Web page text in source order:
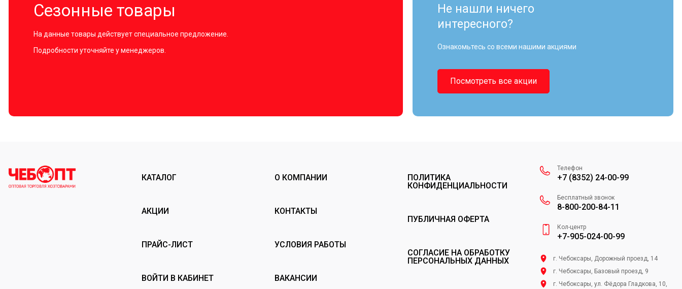
Сезонные товары
На данные товары действует специальное предложение.
Подробности уточняйте у менеджеров.
Не нашли ничего
интересного?
Ознакомьтесь со всеми нашими акциями
Посмотреть все акции
КАТАЛОГ
АКЦИИ
ПРАЙС-ЛИСТ
ВОЙТИ В КАБИНЕТ
О КОМПАНИИ
КОНТАКТЫ
УСЛОВИЯ РАБОТЫ
ВАКАНСИИ
ПОЛИТИКА
КОНФИДЕНЦИАЛЬНОСТИ
ПУБЛИЧНАЯ ОФЕРТА
СОГЛАСИЕ НА ОБРАБОТКУ
ПЕРСОНАЛЬНЫХ ДАННЫХ
Телефон
+7 (8352) 24-00-99
Бесплатный звонок
8-800-200-84-11
Кол-центр
+7-905-024-00-99
г. Чебоксары, Дорожный проезд, 14
г. Чебоксары, Базовый проезд, 9
г. Чебоксары, ул. Фёдора Гладкова, 10,